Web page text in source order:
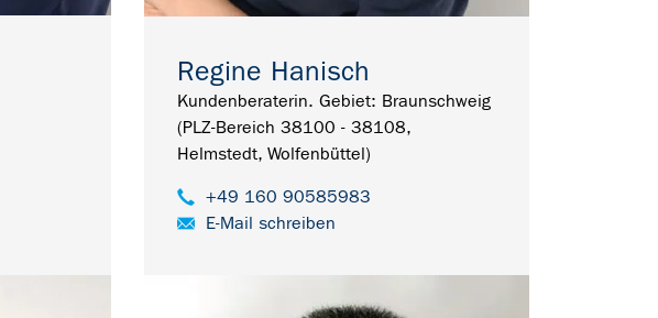
Regine Hanisch
Kundenberaterin. Gebiet: Braunschweig
(PLZ-Bereich 38100 - 38108,
Helmstedt, Wolfenbüttel)
+49 160 90585983
E-Mail schreiben